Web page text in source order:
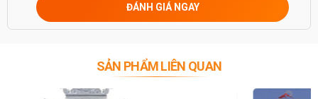
ĐÁNH GIÁ NGAY
SẢN PHẨM LIÊN QUAN